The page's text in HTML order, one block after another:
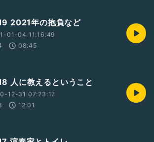
2021年の抱負など
01-04 11:16:49
08:45
人に教えるということ
12-31 07:23:17
12:01